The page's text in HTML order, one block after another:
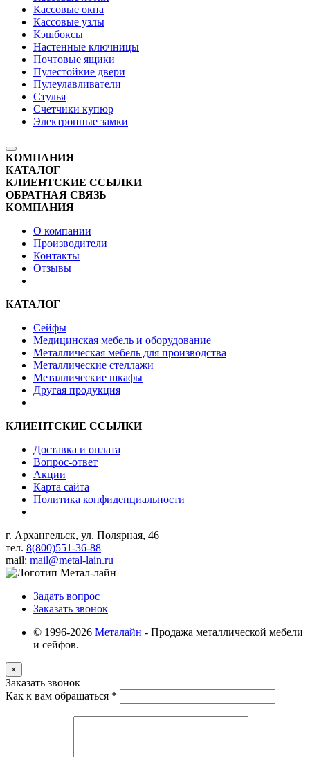
Кассовые окна
Кассовые узлы
Кэшбоксы
Настенные ключницы
Почтовые ящики
Пулестойкие двери
Пулеулавливатели
Стулья
Счетчики купюр
Электронные замки
КОМПАНИЯ
КАТАЛОГ
КЛИЕНТСКИЕ ССЫЛКИ
ОБРАТНАЯ СВЯЗЬ
КОМПАНИЯ
О компании
Производители
Контакты
Отзывы
КАТАЛОГ
Сейфы
Медицинская мебель и оборудование
Металлическая мебель для производства
Металлические стеллажи
Металлические шкафы
Другая продукция
КЛИЕНТСКИЕ ССЫЛКИ
Доставка и оплата
Вопрос-ответ
Акции
Карта сайта
Политика конфиденциальности
г. Архангельск, ул. Полярная, 46
тел. 8(800)551-36-88
mail: mail@metal-lain.ru
Задать вопрос
Заказать звонок
© 1996-2026 Металайн - Продажа металлической мебели
и сейфов.
×
Заказать звонок
Как к вам обращаться *